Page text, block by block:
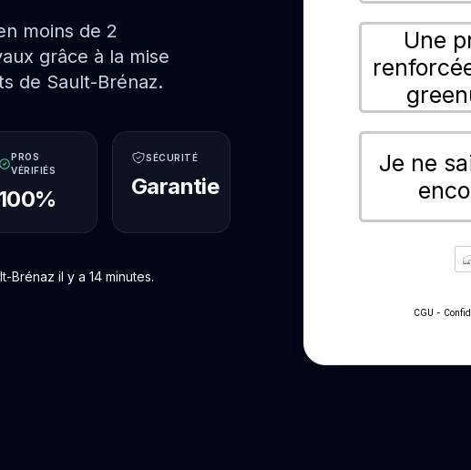
moins de 2
grâce à la mise
de Sault-Brénaz.
PROS
VÉRIFIÉS
100%
SÉCURITÉ
Garantie
Brénaz il y a 14 minutes.
Une
Je ne
CGU -